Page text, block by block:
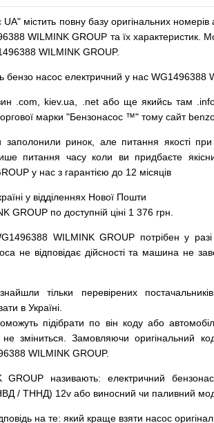
UA" містить повну базу оригінальних номерів
WILMINK GROUP та їх характеристик.
WILMINK GROUP.
бензо насос електричний у нас WG1496388
.com kiev.ua .net або ще якийсь там
марки "Бензонасос ™" тому сайт
заполонили ринок але питання якості при
питання часу коли ви придбаєте
у нас з гарантією до 12 місяців
у відділеннях Нової Пошти
GROUP по доступній ціні 1 376 грн.
WILMINK GROUP потрібен у разі
не відповідає дійсності та машина не
знайшли тільки перевірених постачальників
в Україні.
підібрати по він коду або
не зміниться Замовляючи оригінальний
WILMINK GROUP.
GROUP називають: електричний
/ ТННД) 12v або виносний чи паливний
на те: який краще взяти насос оригінал